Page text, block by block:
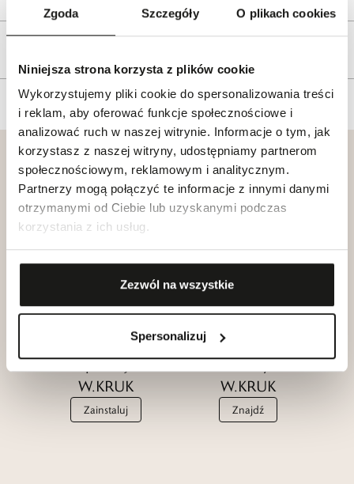
Zgoda Szczegóły O plikach cookies
Niniejsza strona korzysta z plików cookie
Wykorzystujemy pliki cookie do spersonalizowania treści
i reklam, aby oferować funkcje społecznościowe i
analizować ruch w naszej witrynie. Informacje o tym, jak
korzystasz z naszej witryny, udostępniamy partnerom
społecznościowym, reklamowym i analitycznym.
Partnerzy mogą połączyć te informacje z innymi danymi
otrzymanymi od Ciebie lub uzyskanymi podczas
korzystania z ich usług.
Zezwól na wszystkie
Spersonalizuj
Klub dla
W.KRUK
Dołącz
W.KRUK
Aplikacja
W.KRUK
Zainstaluj
Salony
W.KRUK
Znajdź